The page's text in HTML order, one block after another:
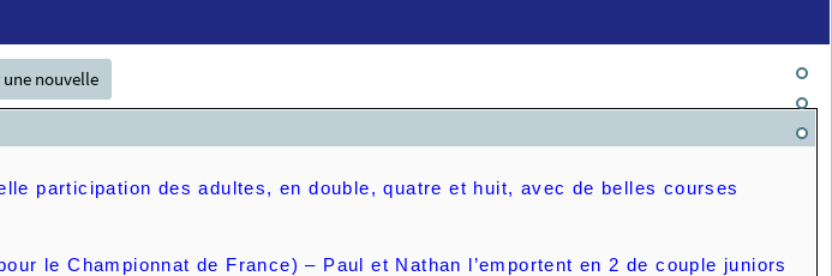
une nouvelle
participation des adultes, en double, quatre et huit, avec de belles courses
le Championnat de France) – Paul et Nathan l’emportent en 2 de couple juniors